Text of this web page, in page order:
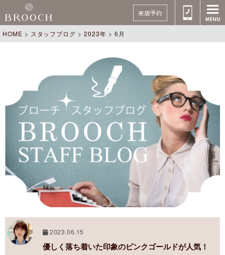
来店予約
HOME > スタッフブログ >2023年 > 6月
2023.06.15
優しく落ち着いた印象のピンクゴールドが人気！